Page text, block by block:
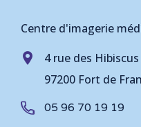
Centre d'imagerie
4 rue des Hibiscus
97200 Fort de
05 96 70 19 19